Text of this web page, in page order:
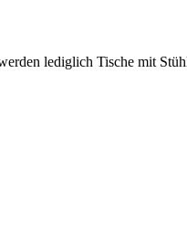
lediglich Tische mit